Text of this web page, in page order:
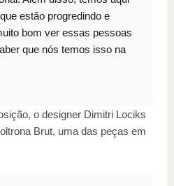
estão progredindo e
bom ver essas pessoas
que nós temos isso na
o designer Dimitri Lociks
Brut, uma das peças em